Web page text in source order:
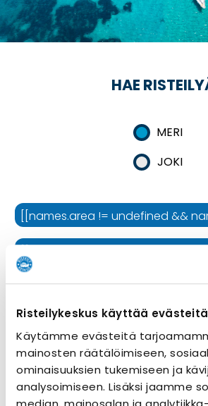
Risteilykeskus käyttää evästeitä
Käytämme evästeitä
mainosten räätälöimiseen,
ominaisuuksien tukemiseen ja
analysoimiseen. Lisäksi jaamme
HAE
MERI
JOKI
[[names.area != undefined &&
[[names.cruiseline != undefined
[[names.ship != undefined &&
Risteilyn kesto